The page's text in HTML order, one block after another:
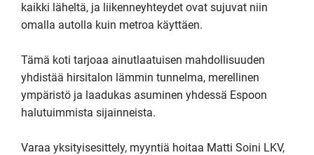
kaikki läheltä, ja liikenneyhteydet ovat sujuvat niin
omalla autolla kuin metroa käyttäen.
Tämä koti tarjoaa ainutlaatuisen mahdollisuuden
yhdistää hirsitalon lämmin tunnelma, merellinen
ympäristö ja laadukas asuminen yhdessä Espoon
halutuimmista sijainneista.
Varaa yksityisesittely, myyntiä hoitaa Matti Soini LKV,